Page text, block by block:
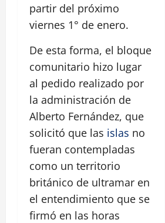
partir del próximo
viernes 1° de enero.
De esta forma, el bloque
comunitario hizo lugar
al pedido realizado por
la administración de
Alberto Fernández, que
solicitó que las islas no
fueran contempladas
como un territorio
británico de ultramar en
el entendimiento que se
firmó en las horas